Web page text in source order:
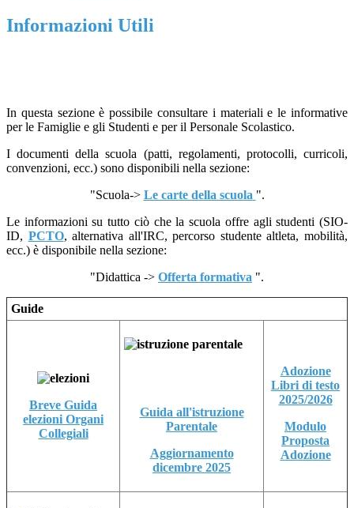
Informazioni Utili
In questa sezione è possibile consultare i materiali e le informative
per le Famiglie e gli Studenti e per il Personale Scolastico.
I documenti della scuola (patti, regolamenti, protocolli, curricoli,
convenzioni, ecc.) sono disponibili nella sezione:
"Scuola-> Le carte della scuola ".
Le informazioni su tutto ciò che la scuola offre agli studenti (SIO-
ID, PCTO, alternativa all'IRC, percorso studente altleta, mobilità,
ecc.) è disponibile nella sezione:
"Didattica -> Offerta formativa ".
Guide
Breve Guida
elezioni Organi
Collegiali
Guida all'istruzione
Parentale
Aggiornamento
dicembre 2025
Adozione
Libri di testo
2025/2026
Modulo
Proposta
Adozione